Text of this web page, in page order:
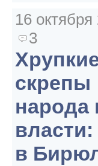
16 октября
3
скрепы
народа
власти:
в